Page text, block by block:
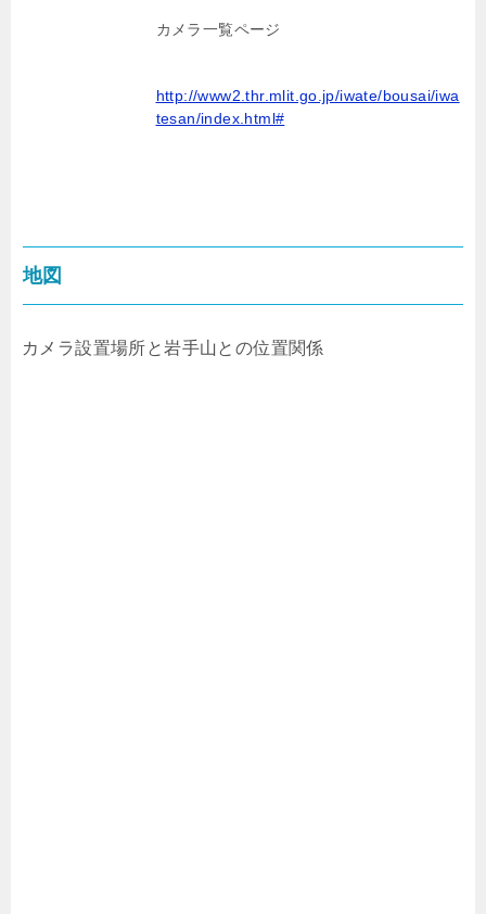
カメラ一覧ページ
http://www2.thr.mlit.go.jp/iwate/bousai/iwa
tesan/index.html#
地図
カメラ設置場所と岩手山との位置関係